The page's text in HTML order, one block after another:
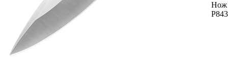
Нож